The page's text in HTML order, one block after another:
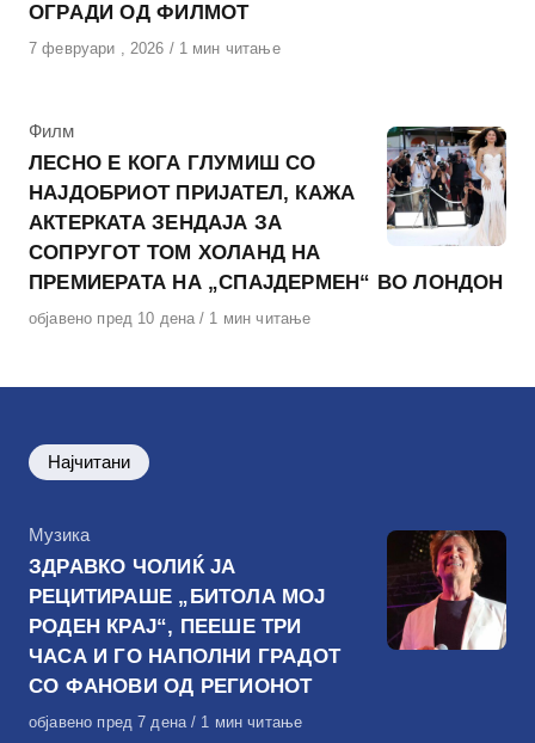
ОГРАДИ ОД ФИЛМОТ
Објавено
7 февруари , 2026 1 мин читање
КАтегорија
Филм
ЛЕСНО Е КОГА ГЛУМИШ СО
НАЈДОБРИОТ ПРИЈАТЕЛ, КАЖА
АКТЕРКАТА ЗЕНДАЈА ЗА
СОПРУГОТ ТОМ ХОЛАНД НА
ПРЕМИЕРАТА НА „СПАЈДЕРМЕН“ ВО ЛОНДОН
Објавено
објавено пред 10 дена 1 мин читање
Најчитани
КАтегорија
Музика
ЗДРАВКО ЧОЛИЌ ЈА
РЕЦИТИРАШЕ „БИТОЛА МОЈ
РОДЕН КРАЈ“, ПЕЕШЕ ТРИ
ЧАСА И ГО НАПОЛНИ ГРАДОТ
СО ФАНОВИ ОД РЕГИОНОТ
Објавено
објавено пред 7 дена 1 мин читање